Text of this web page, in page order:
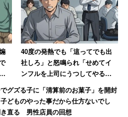
乱れた際の運行指示等を行う指
るようだ。
健スタッフを配置するなどの健
度には経済産業省の「ホワイ
た、本社内ではテレワークの試
休日の満足度が高くなってい
40度の発熱でも「這ってでも出
社しろ」と怒鳴られ「せめてイ
ンフルを上司にうつしてやる」
と思った男性 数年後その職場
は「潰された」【後編】
グズる子に「清算前のお菓子」を開封
どものやった事だから仕方ないでし
き直る 男性店員の回想